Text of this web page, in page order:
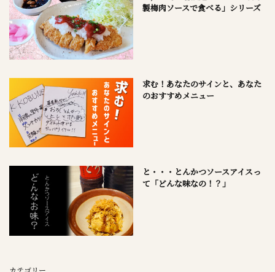
製梅肉ソースで食べる」シリーズ
求む！あなたのサインと、あなた
のおすすめメニュー
と・・・とんかつソースアイスっ
て「どんな味なの！？」
カテゴリー